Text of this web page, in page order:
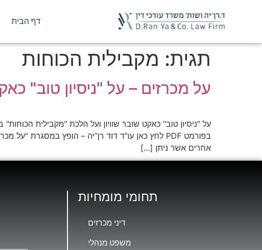
דף הבית
תגית: מקבילית הכוחות
על מכרזים – על "ניסיון טוב"
אחרים אשר ניתן […]
תחומי מומחיות
דיני מכרזים
משפט מנהלי